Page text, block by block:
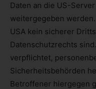
Daten an die US-
weitergegeben
USA kein sicherer
Datenschutzrechts
verpflichtet,
Sicherheitsbehörden
Betroffener hiergegen